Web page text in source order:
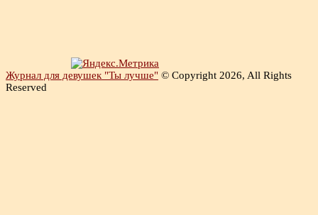
Журнал для девушек "Ты лучше" © Copyright 2026, All Rights
Reserved